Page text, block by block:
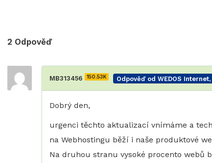
2 Odpověď
MB313456 150.53K Odpověď od WEDOS Internet,
Dobrý den,
urgenci těchto aktualizací vnímáme a
na Webhostingu běží i naše produktové
Na druhou stranu vysoké procento webů